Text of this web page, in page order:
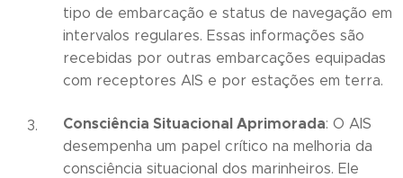
tipo de embarcação e status de navegação em
intervalos regulares. Essas informações são
recebidas por outras embarcações equipadas
com receptores AIS e por estações em terra.
Consciência Situacional Aprimorada: O AIS
desempenha um papel crítico na melhoria da
consciência situacional dos marinheiros. Ele